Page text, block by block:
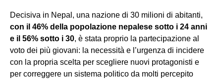
Decisiva in Nepal, una nazione di 30 milioni di abitanti,
con il 46% della popolazione nepalese sotto i 24 anni
e il 56% sotto i 30, è stata proprio la partecipazione al
voto dei più giovani: la necessità e l’urgenza di incidere
con la propria scelta per scegliere nuovi protagonisti e
per correggere un sistema politico da molti percepito